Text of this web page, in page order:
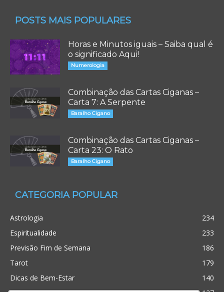
POSTS MAIS POPULARES
Horas e Minutos iguais – Saiba qual é
o significado Aqui!
Numerologia
Combinação das Cartas Ciganas –
Carta 7: A Serpente
Baralho Cigano
Combinação das Cartas Ciganas –
Carta 23: O Rato
Baralho Cigano
CATEGORIA POPULAR
Astrologia
234
Espiritualidade
233
Previsão Fim de Semana
186
Tarot
179
Dicas de Bem-Estar
140